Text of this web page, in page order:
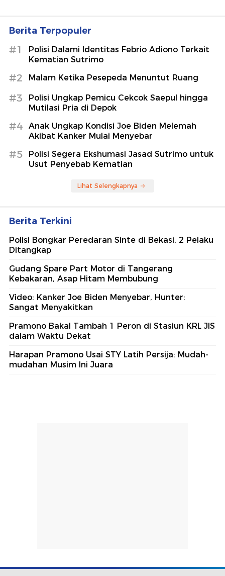
Berita Terpopuler
#1
Polisi Dalami Identitas Febrio Adiono Terkait
Kematian Sutrimo
#2 Malam Ketika Pesepeda Menuntut Ruang
#3
Polisi Ungkap Pemicu Cekcok Saepul hingga
Mutilasi Pria di Depok
#4
Anak Ungkap Kondisi Joe Biden Melemah
Akibat Kanker Mulai Menyebar
#5
Polisi Segera Ekshumasi Jasad Sutrimo untuk
Usut Penyebab Kematian
Lihat Selengkapnya
Berita Terkini
Polisi Bongkar Peredaran Sinte di Bekasi, 2 Pelaku
Ditangkap
Gudang Spare Part Motor di Tangerang
Kebakaran, Asap Hitam Membubung
Video: Kanker Joe Biden Menyebar, Hunter:
Sangat Menyakitkan
Pramono Bakal Tambah 1 Peron di Stasiun KRL JIS
dalam Waktu Dekat
Harapan Pramono Usai STY Latih Persija: Mudah-
mudahan Musim Ini Juara